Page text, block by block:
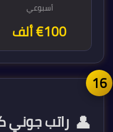
أسبوعي
€100 ألف
👤 راتب جوني